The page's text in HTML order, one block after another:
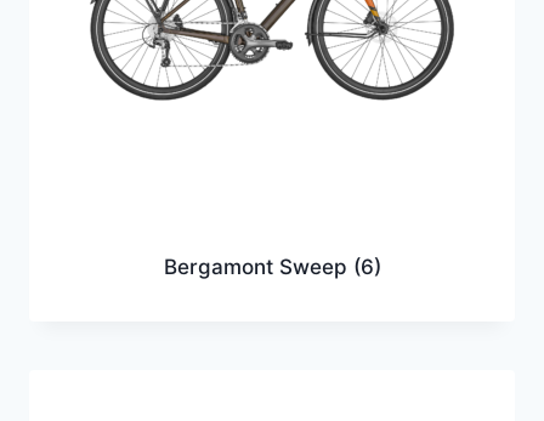
Bergamont Sweep (6)